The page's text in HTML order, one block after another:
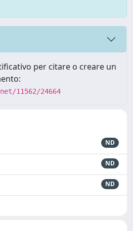
per citare o creare un
11562/24664
ND
ND
ND